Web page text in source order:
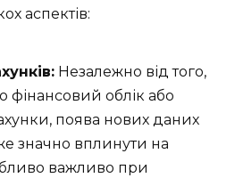
аспектів:
Незалежно від того,
облік або
поява нових даних
значно вплинути на
важливо при